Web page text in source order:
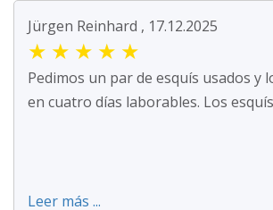
Jürgen Reinhard , 17.12.2025
★ ★ ★ ★ ★
Pedimos un par de esquís usados y
en cuatro días laborables. Los
Leer más ...